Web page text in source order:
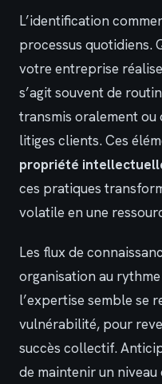
L’identification
processus quotidiens.
votre entreprise
s’agit souvent de
transmis oralement ou
litiges clients. Ces
propriété
ces pratiques
volatile en une
Les flux de
organisation au
l’expertise semble se
vulnérabilité, pour
succès collectif.
de maintenir un